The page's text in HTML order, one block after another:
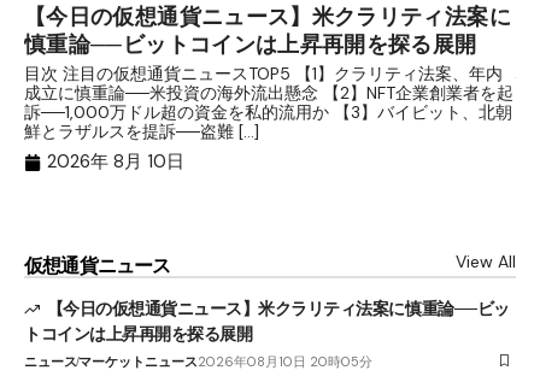
【今日の仮想通貨ニュース】米クラリティ法案に
慎重論──ビットコインは上昇再開を探る展開
目次 注目の仮想通貨ニュースTOP5 【1】クラリティ法案、年内
成立に慎重論──米投資の海外流出懸念 【2】NFT企業創業者を起
訴──1,000万ドル超の資金を私的流用か 【3】バイビット、北朝
鮮とラザルスを提訴──盗難 […]
2026年 8月 10日
仮想通貨ニュース View All
【今日の仮想通貨ニュース】米クラリティ法案に慎重論──ビッ
トコインは上昇再開を探る展開
ニュースマーケットニュース2026年08月10日 20時05分